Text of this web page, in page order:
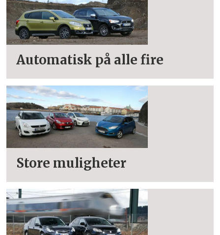
Automatisk på alle fire
Store muligheter